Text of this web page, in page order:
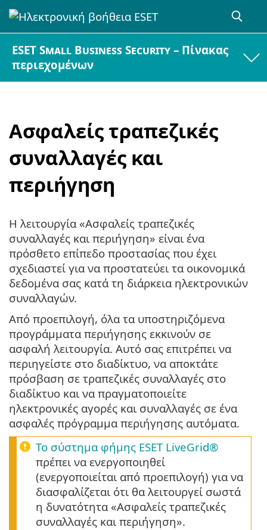
ESET Small Business Security – Πίνακας
περιεχομένων
Ασφαλείς τραπεζικές
συναλλαγές και
περιήγηση
Η λειτουργία «Ασφαλείς τραπεζικές
συναλλαγές και περιήγηση» είναι ένα
πρόσθετο επίπεδο προστασίας που έχει
σχεδιαστεί για να προστατεύει τα οικονομικά
δεδομένα σας κατά τη διάρκεια ηλεκτρονικών
συναλλαγών.
Από προεπιλογή, όλα τα υποστηριζόμενα
προγράμματα περιήγησης εκκινούν σε
ασφαλή λειτουργία. Αυτό σας επιτρέπει να
περιηγείστε στο διαδίκτυο, να αποκτάτε
πρόσβαση σε τραπεζικές συναλλαγές στο
διαδίκτυο και να πραγματοποιείτε
ηλεκτρονικές αγορές και συναλλαγές σε ένα
ασφαλές πρόγραμμα περιήγησης αυτόματα.
Το σύστημα φήμης ESET LiveGrid®
πρέπει να ενεργοποιηθεί
(ενεργοποιείται από προεπιλογή) για να
διασφαλίζεται ότι θα λειτουργεί σωστά
η δυνατότητα «Ασφαλείς τραπεζικές
συναλλαγές και περιήγηση».